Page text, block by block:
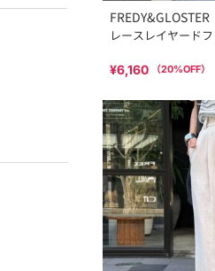
FREDY&GLOSTER
レースレイヤード
¥6,160 （20%OFF）